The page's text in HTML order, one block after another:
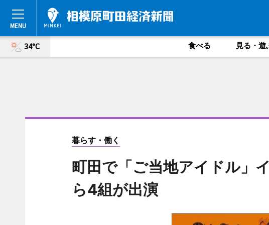
34°C 食べる 見る・遊
暮らす・働く
町田で「ご当地アイドル」
ら4組が出演